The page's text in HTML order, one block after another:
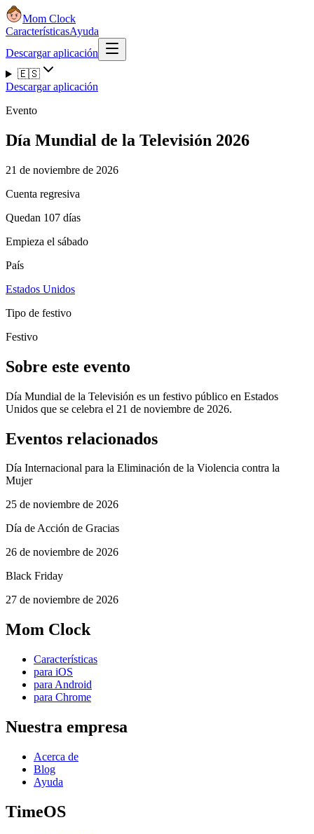
Mom Clock
CaracterísticasAyuda
Descargar aplicación
🇪🇸
Descargar aplicación
Evento
Día Mundial de la Televisión 2026
21 de noviembre de 2026
Cuenta regresiva
Quedan 107 días
Empieza el sábado
País
Estados Unidos
Tipo de festivo
Festivo
Sobre este evento
Día Mundial de la Televisión es un festivo público en Estados
Unidos que se celebra el 21 de noviembre de 2026.
Eventos relacionados
Día Internacional para la Eliminación de la Violencia contra la
Mujer
25 de noviembre de 2026
Día de Acción de Gracias
26 de noviembre de 2026
Black Friday
27 de noviembre de 2026
Mom Clock
Características
para iOS
para Android
para Chrome
Nuestra empresa
Acerca de
Blog
Ayuda
TimeOS